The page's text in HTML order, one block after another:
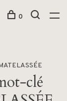
0
clé